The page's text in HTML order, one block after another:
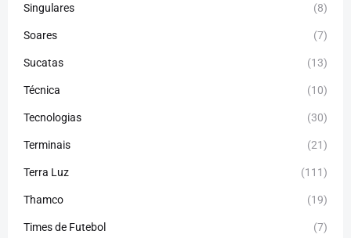
Singulares (8)
Soares (7)
Sucatas (13)
Técnica (10)
Tecnologias (30)
Terminais (21)
Terra Luz (111)
Thamco (19)
Times de Futebol (7)